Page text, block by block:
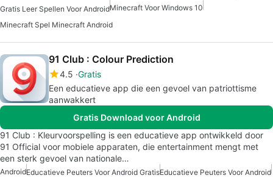
Gratis Leer Spellen Voor AndroidMinecraft Voor Windows 10
Minecraft Spel Minecraft Android
91 Club : Colour Prediction
4.5 Gratis
Een educatieve app die een gevoel van patriottisme
aanwakkert
Gratis Download voor Android
91 Club : Kleurvoorspelling is een educatieve app ontwikkeld door
91 Official voor mobiele apparaten, die entertainment mengt met
een sterk gevoel van nationale…
AndroidEducatieve Peuters Voor Android GratisEducatieve Peuters Voor Android